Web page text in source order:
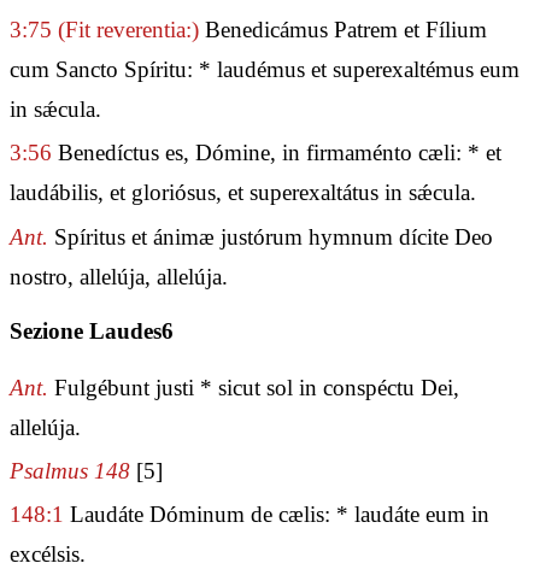
3:75 (Fit reverentia:) Benedicámus Patrem et Fílium
cum Sancto Spíritu: * laudémus et superexaltémus eum
in sǽcula.
3:56 Benedíctus es, Dómine, in firmaménto cæli: * et
laudábilis, et gloriósus, et superexaltátus in sǽcula.
Ant. Spíritus et ánimæ justórum hymnum dícite Deo
nostro, allelúja, allelúja.
Sezione Laudes6
Ant. Fulgébunt justi * sicut sol in conspéctu Dei,
allelúja.
Psalmus 148 [5]
148:1 Laudáte Dóminum de cælis: * laudáte eum in
excélsis.